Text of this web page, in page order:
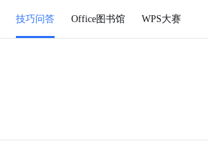
技巧问答 Office图书馆 WPS大赛